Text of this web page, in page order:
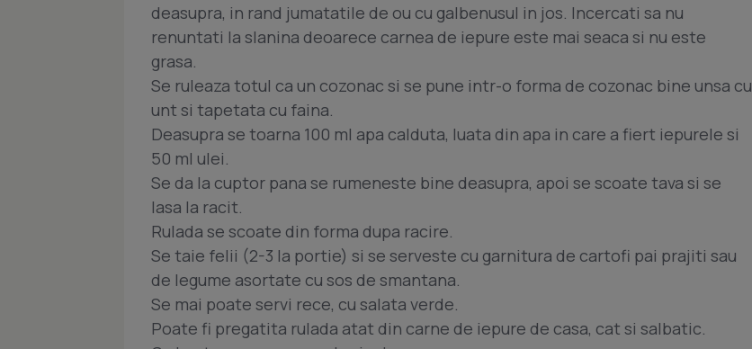
deasupra, in rand jumatatile de ou cu galbenusul in jos. Incercati sa nu
renuntati la slanina deoarece carnea de iepure este mai seaca si nu este
grasa.
Se ruleaza totul ca un cozonac si se pune intr-o forma de cozonac bine unsa cu
unt si tapetata cu faina.
Deasupra se toarna 100 ml apa calduta, luata din apa in care a fiert iepurele si
50 ml ulei.
Se da la cuptor pana se rumeneste bine deasupra, apoi se scoate tava si se
lasa la racit.
Rulada se scoate din forma dupa racire.
Se taie felii (2-3 la portie) si se serveste cu garnitura de cartofi pai prajiti sau
de legume asortate cu sos de smantana.
Se mai poate servi rece, cu salata verde.
Poate fi pregatita rulada atat din carne de iepure de casa, cat si salbatic.